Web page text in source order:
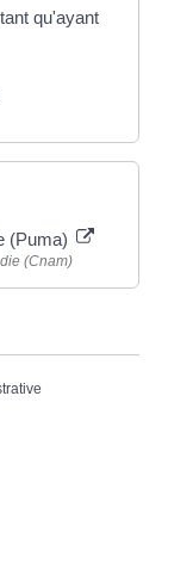
qu'ayant
(Puma)
(Cnam)